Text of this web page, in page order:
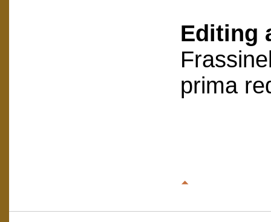
Editing
prima